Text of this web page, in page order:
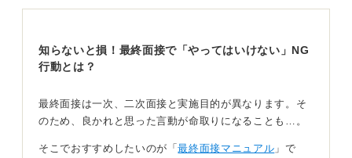
調整期間ととらえて過度な不安を抑える
も一つの方法です。
を切り替えるようにしてください。
知らないと損！最終面接で「やってはいけない」NG
行動とは？
最終面接は一次、二次面接と実施目的が異なります。そ
のため、良かれと思った言動が命取りになることも…。
そこでおすすめしたいのが「最終面接マニュアル 」で